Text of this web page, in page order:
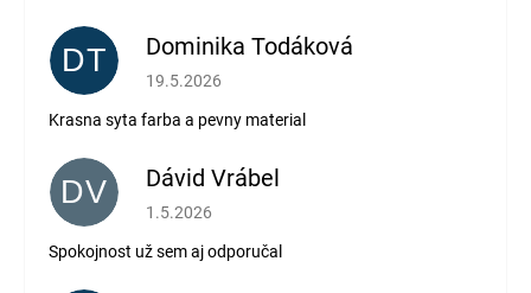
DT Dominika Todáková
Hodnotenie obchodu je 5 z 5 hviezdičiek.
19.5.2026
Krasna syta farba a pevny material
DV Dávid Vrábel
Hodnotenie obchodu je 5 z 5 hviezdičiek.
1.5.2026
Spokojnost už sem aj odporučal